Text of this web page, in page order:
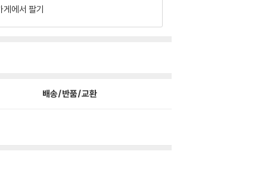
게에서 팔기
배송/반품/교환